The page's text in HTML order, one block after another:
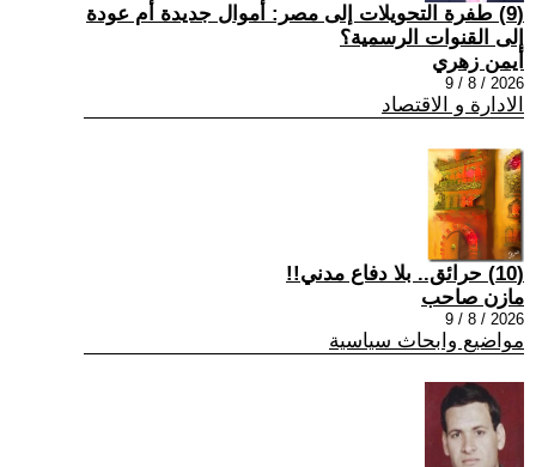
(9) طفرة التحويلات إلى مصر: أموال جديدة أم عودة
إلى القنوات الرسمية؟
أيمن زهري
2026 / 8 / 9
الادارة و الاقتصاد
(10) حرائق.. بلا دفاع مدني!!
مازن صاحب
2026 / 8 / 9
مواضيع وابحاث سياسية